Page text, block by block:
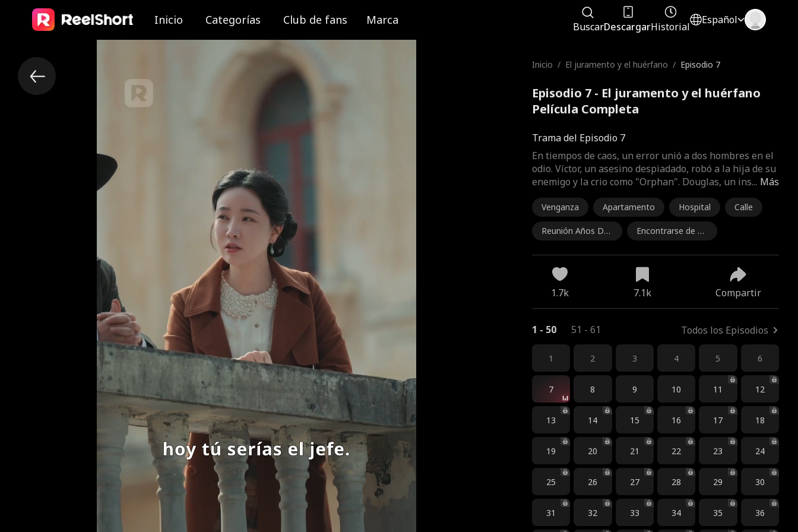
Inicio Categorías Club de fans Marca BuscarDescargarHistorial
Español
Inicio / El juramento y el huérfano / Episodio 7
Episodio 7 - El juramento y el huérfano
Película Completa
Trama del Episodio 7
Más
En tiempos de caos, un error unió a dos hombres en el
odio. Víctor, un asesino despiadado, robó a la hija de su
enemigo y la crio como "Orphan". Douglas, un ins...
Venganza Apartamento Hospital Calle
Reunión Años Des
Encontrarse de nu
1.7k 7.1k Compartir
1 - 50 51 - 61 Todos los Episodios
1 2 3 4 5 6
7 8 9 10 11 12
13 14 15 16 17 18
19 20 21 22 23 24
25 26 27 28 29 30
31 32 33 34 35 36